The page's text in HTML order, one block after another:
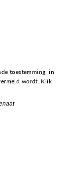
toestemming, in
wordt. Klik